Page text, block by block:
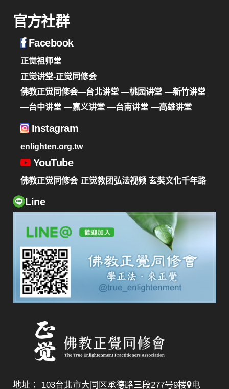
官方社群
Facebook
正觉祖师堂
正觉讲堂-正觉同修会
佛教正觉同修会—台北讲堂 —桃园讲堂 —新竹讲堂
—台中讲堂 —嘉义讲堂 —台南讲堂 —高雄讲堂
Instagram
enlighten.org.tw
YouTube
佛教正觉同修会 正觉教团弘法视频 玄奘文化千年路
Line
地址： 103台北市大同区承德路三段277号9楼 电